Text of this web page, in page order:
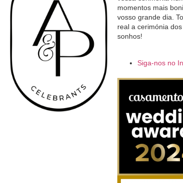
momentos mais
vosso grande dia.
real a cerimónia
sonhos!
Siga-nos no